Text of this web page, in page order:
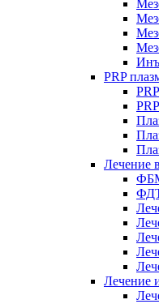
PRP
Лечение
ФБМ
ФДТ
Лечение